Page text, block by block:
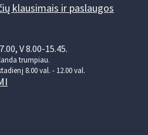
klausimais ir paslaugos
V 8.00-15.45.
trumpiau.
8.00 val. - 12.00 val.